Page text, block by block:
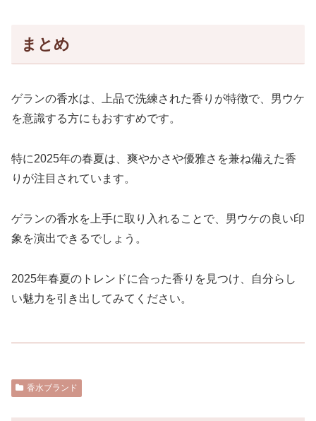
まとめ
ゲランの香水は、上品で洗練された香りが特徴で、男ウケ
を意識する方にもおすすめです。
特に2025年の春夏は、爽やかさや優雅さを兼ね備えた香
りが注目されています。
ゲランの香水を上手に取り入れることで、男ウケの良い印
象を演出できるでしょう。
2025年春夏のトレンドに合った香りを見つけ、自分らし
い魅力を引き出してみてください。
香水ブランド